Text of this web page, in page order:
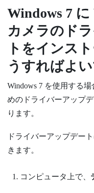
Windows 7 に
カメラのド
トをインス
うすればよ
Windows 7 を使用する
めのドライバーアップ
ります。
ドライバーアップデー
きます。
コンピュータ上で、